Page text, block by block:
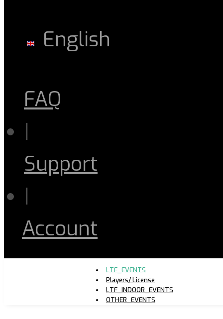
English
FAQ
|
Support
|
Account
LTF_EVENTS
Players/ License
LTF_INDOOR_EVENTS
OTHER_EVENTS